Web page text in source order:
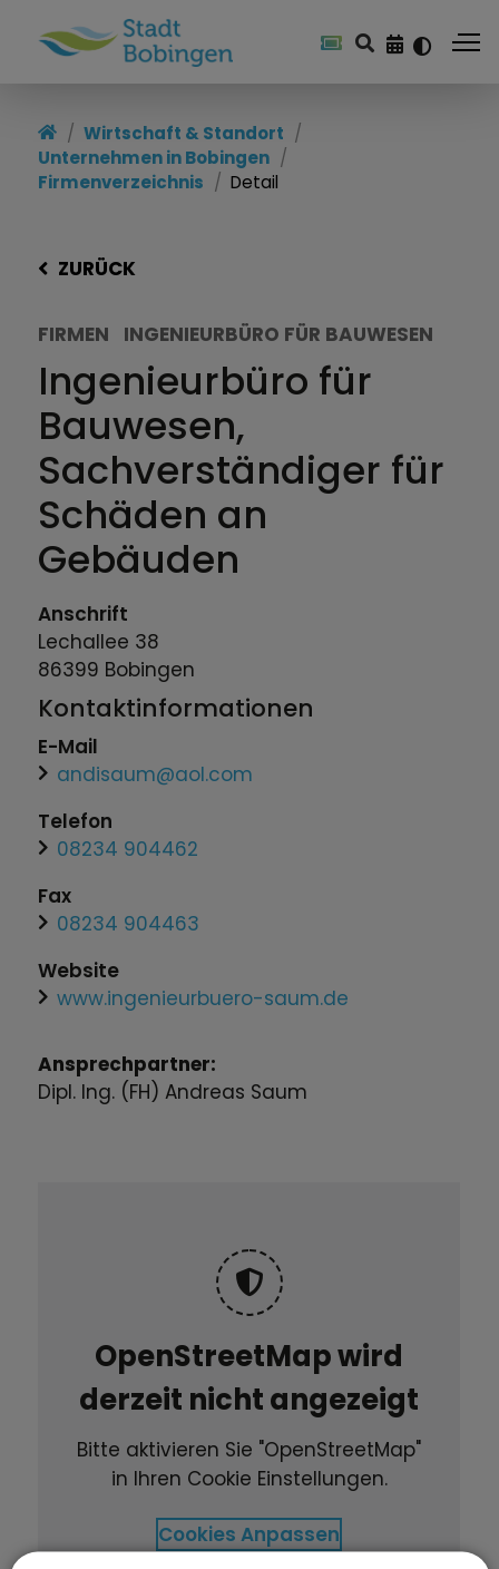
Wirtschaft & Standort
Unternehmen in Bobingen
Firmenverzeichnis
Detail
ZURÜCK
FIRMEN INGENIEURBÜRO FÜR BAUWESEN
Ingenieurbüro für
Bauwesen,
Sachverständiger für
Schäden an
Gebäuden
Ansprechpartner:
Dipl. Ing. (FH) Andreas Saum
Anschrift
Lechallee 38
86399 Bobingen
Kontaktinformationen
E-Mail
andisaum@aol.com
Telefon
08234 904462
Fax
08234 904463
Website
www.ingenieurbuero-saum.de
OpenStreetMap wird
derzeit nicht angezeigt
Bitte aktivieren Sie "OpenStreetMap"
in Ihren Cookie Einstellungen.
Cookies Anpassen